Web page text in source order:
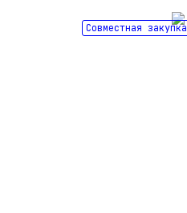
Совместная закупка